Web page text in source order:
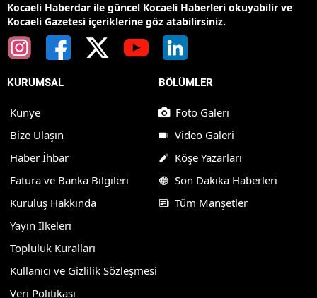
Kocaeli Haberdar ile güncel Kocaeli Haberleri okuyabilir ve
Kocaeli Gazetesi içeriklerine göz atabilirsiniz.
KURUMSAL
Künye
Bize Ulaşın
Haber İhbar
Fatura ve Banka Bilgileri
Kuruluş Hakkında
Yayın İlkeleri
Topluluk Kuralları
Kullanıcı ve Gizlilik Sözleşmesi
Veri Politikası
BÖLÜMLER
Foto Galeri
Video Galeri
Köşe Yazarları
Son Dakika Haberleri
Tüm Manşetler